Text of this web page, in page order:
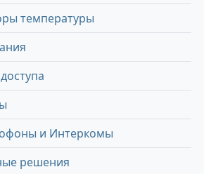
температуры
и Интеркомы
решения